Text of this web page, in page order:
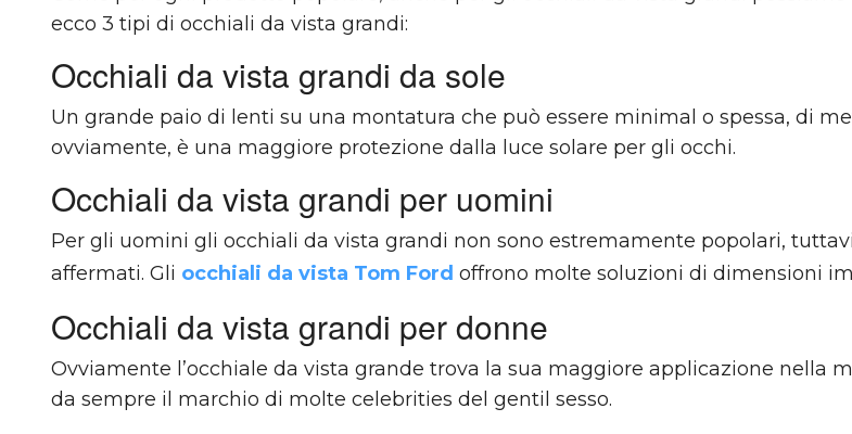
ecco 3 tipi di occhiali da vista grandi:
Occhiali da vista grandi da sole
Un grande paio di lenti su una montatura che può essere minimal o spessa, di
ovviamente, è una maggiore protezione dalla luce solare per gli occhi.
Occhiali da vista grandi per uomini
Per gli uomini gli occhiali da vista grandi non sono estremamente popolari,
affermati. Gli occhiali da vista Tom Ford offrono molte soluzioni di dimensioni
Occhiali da vista grandi per donne
Ovviamente l’occhiale da vista grande trova la sua maggiore applicazione nella
da sempre il marchio di molte celebrities del gentil sesso.